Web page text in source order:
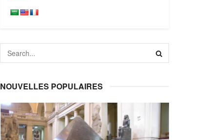
NOUVELLES POPULAIRES